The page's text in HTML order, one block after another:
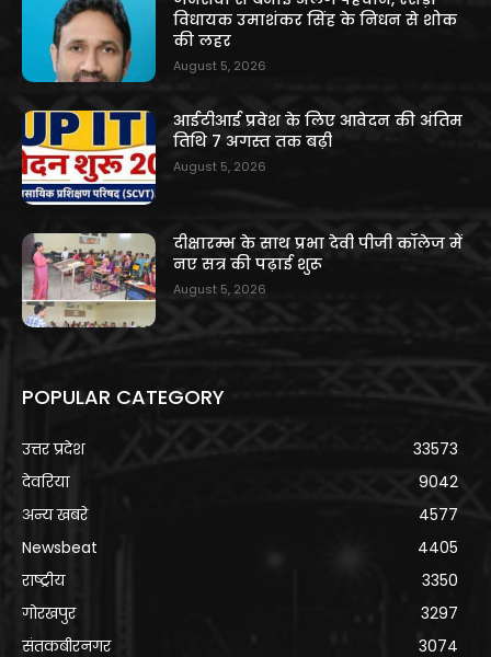
विधायक उमाशंकर सिंह के निधन से शोक
की लहर
August 5, 2026
आईटीआई प्रवेश के लिए आवेदन की अंतिम
तिथि 7 अगस्त तक बढ़ी
August 5, 2026
दीक्षारम्भ के साथ प्रभा देवी पीजी कॉलेज में
नए सत्र की पढ़ाई शुरू
August 5, 2026
POPULAR CATEGORY
उत्तर प्रदेश
33573
देवरिया
9042
अन्य खबरे
4577
Newsbeat
4405
राष्ट्रीय
3350
गोरखपुर
3297
संतकबीरनगर
3074